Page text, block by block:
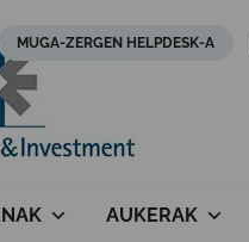
MUGA-ZERGEN HELPDESK-A
AUKERAK